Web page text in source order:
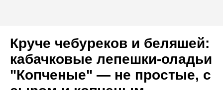
Круче чебуреков и беляшей:
кабачковые лепешки-оладьи
"Копченые" — не простые, с